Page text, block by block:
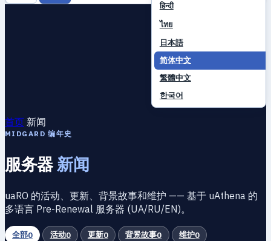
हिन्दी
ไทย
日本語
简体中文
繁體中文
한국어
首页 新闻
MIDGARD 编年史
服务器新闻
uaRO 的活动、更新、背景故事和维护 —— 基于 uAthena 的
多语言 Pre-Renewal 服务器 (UA/RU/EN)。
全部0 活动0 更新0 背景故事0 维护0